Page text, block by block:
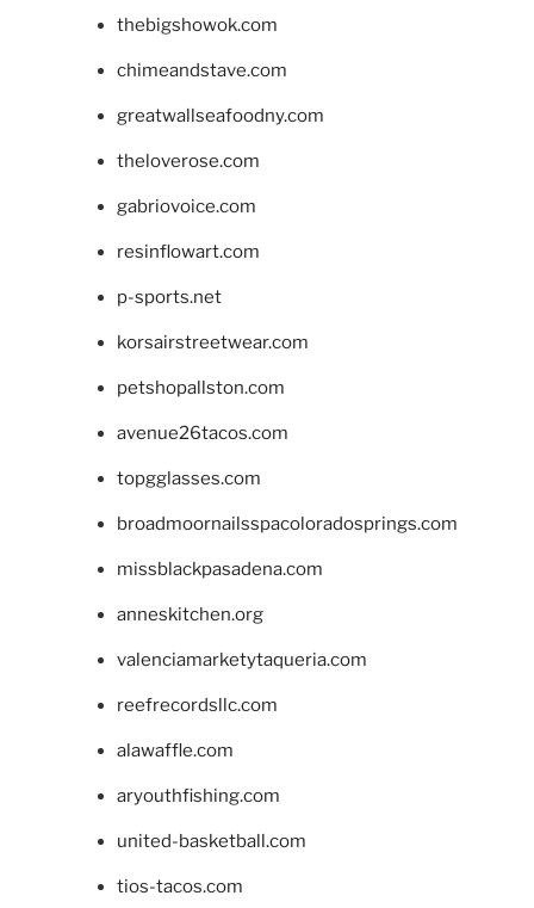
thebigshowok.com
chimeandstave.com
greatwallseafoodny.com
theloverose.com
gabriovoice.com
resinflowart.com
p-sports.net
korsairstreetwear.com
petshopallston.com
avenue26tacos.com
topgglasses.com
broadmoornailsspacoloradosprings.com
missblackpasadena.com
anneskitchen.org
valenciamarketytaqueria.com
reefrecordsllc.com
alawaffle.com
aryouthfishing.com
united-basketball.com
tios-tacos.com